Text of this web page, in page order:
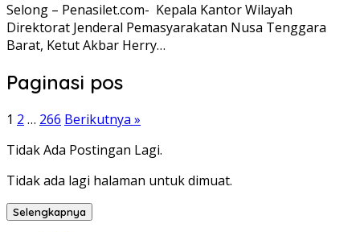
Selong – Penasilet.com- Kepala Kantor Wilayah
Direktorat Jenderal Pemasyarakatan Nusa Tenggara
Barat, Ketut Akbar Herry…
Paginasi pos
1 2 … 266 Berikutnya »
Tidak Ada Postingan Lagi.
Tidak ada lagi halaman untuk dimuat.
Selengkapnya